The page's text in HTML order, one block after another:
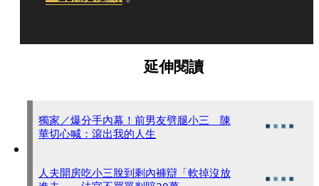
延伸閱讀
獨家／爆分手內幕！前男友劈腿小三 陳
華切心喊：滾出我的人生
人夫開房吃小三脫到剩內褲辯「軟掉沒放